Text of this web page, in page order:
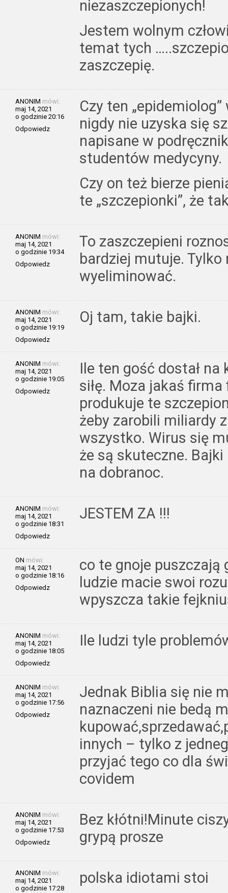
niezaszczepionych!
Jestem wolnym
temat tych
zaszczepię.
ANONIM mówi:
maj 14, 2021
o godzinie 20:16
Odpowiedz
Czy ten
nigdy nie uzyska się
napisane w
studentów medycyny.
Czy on też bierze
te „szczepionki”, że
ANONIM mówi:
maj 14, 2021
o godzinie 19:34
Odpowiedz
To zaszczepieni
bardziej mutuje.
wyeliminować.
ANONIM mówi:
maj 14, 2021
o godzinie 19:19
Odpowiedz
Oj tam, takie bajki.
ANONIM mówi:
maj 14, 2021
o godzinie 19:05
Odpowiedz
Ile ten gość dostał
siłę. Moza jakaś
produkuje te
żeby zarobili miliardy
wszystko. Wirus się
że są skuteczne.
na dobranoc.
ANONIM mówi:
maj 14, 2021
o godzinie 18:31
Odpowiedz
JESTEM ZA !!!
ON mówi:
maj 14, 2021
o godzinie 18:16
Odpowiedz
co te gnoje puszczają
ludzie macie swoi
wpyszcza takie
ANONIM mówi:
maj 14, 2021
o godzinie 18:05
Odpowiedz
Ile ludzi tyle
ANONIM mówi:
maj 14, 2021
o godzinie 17:56
Odpowiedz
Jednak Biblia się nie
naznaczeni nie bedą
innych – tylko z
przyjać tego co dla
covidem
ANONIM mówi:
maj 14, 2021
o godzinie 17:53
Odpowiedz
Bez kłótni!Minute
grypą prosze
ANONIM mówi:
maj 14, 2021
o godzinie 17:28
polska idiotami stoi